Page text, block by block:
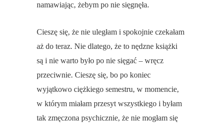
namawiając, żebym po nie sięgnęła.
Cieszę się, że nie uległam i spokojnie czekałam
aż do teraz. Nie dlatego, że to nędzne książki
są i nie warto było po nie sięgać – wręcz
przeciwnie. Cieszę się, bo po koniec
wyjątkowo ciężkiego semestru, w momencie,
w którym miałam przesyt wszystkiego i byłam
tak zmęczona psychicznie, że nie mogłam się